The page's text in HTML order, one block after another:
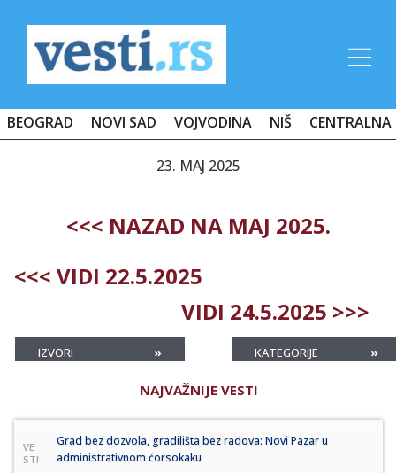
BEOGRAD NOVI SAD VOJVODINA NIŠ CENTRALNA
23. MAJ 2025
<<< NAZAD NA MAJ 2025.
<<< VIDI 22.5.2025
VIDI 24.5.2025 >>>
IZVORI » KATEGORIJE »
NAJVAŽNIJE VESTI
VE
STI
Grad bez dozvola, gradilišta bez radova: Novi Pazar u
administrativnom ćorsokaku